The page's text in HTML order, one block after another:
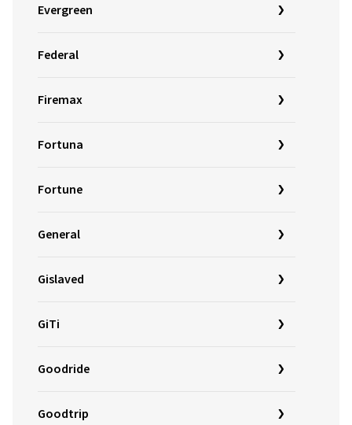
Evergreen
Federal
Firemax
Fortuna
Fortune
General
Gislaved
GiTi
Goodride
Goodtrip